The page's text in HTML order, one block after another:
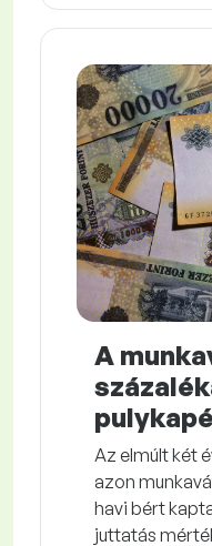
A
Az elmúlt két
azon
havi bért
juttatás